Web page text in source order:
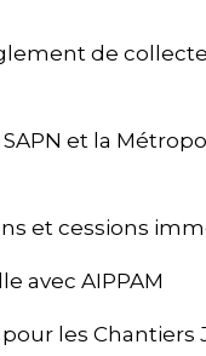
de
et la
et cessions
avec AIPPAM
les Chantiers